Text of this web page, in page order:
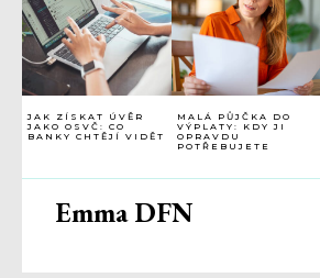
JAK ZÍSKAT ÚVĚR
JAKO OSVČ: CO
BANKY CHTĚJÍ VIDĚT
MALÁ PŮJČKA DO
VÝPLATY: KDY JI
OPRAVDU
POTŘEBUJETE
Emma DFN